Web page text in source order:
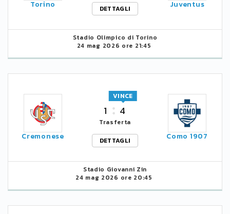
Torino
DETTAGLI
Juventus
Stadio Olimpico di Torino
24 mag 2026 ore 21:45
Cremonese
1 4
VINCE
Trasferta
DETTAGLI
Como 1907
Stadio Giovanni Zin
24 mag 2026 ore 20:45